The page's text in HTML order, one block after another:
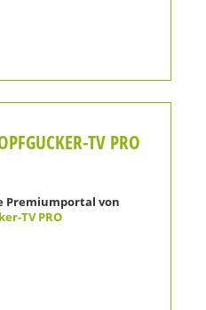
TV PRO
Premiumportal von
TV PRO